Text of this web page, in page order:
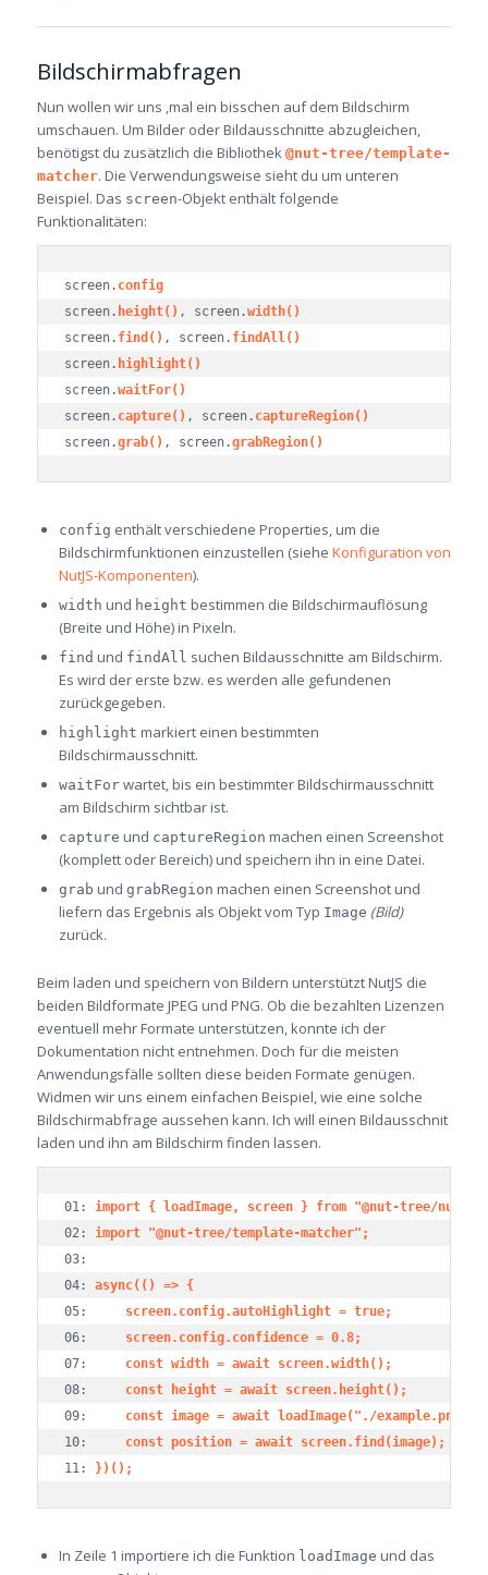
Bildschirmabfragen
Nun wollen wir uns ‚mal ein bisschen auf dem Bildschirm
umschauen. Um Bilder oder Bildausschnitte abzugleichen,
benötigst du zusätzlich die Bibliothek @nut-tree/template-
matcher. Die Verwendungsweise sieht du um unteren
Beispiel. Das screen-Objekt enthält folgende
Funktionalitäten:
screen. config
screen. height() , screen.width()
screen. find() , screen. findAll()
screen. highlight()
screen.waitFor()
screen. capture() , screen. captureRegion()
screen.grab() , screen.grabRegion()
config enthält verschiedene Properties, um die
Bildschirmfunktionen einzustellen (siehe Konfiguration von
NutJS-Komponenten).
width und height bestimmen die Bildschirmauflösung
(Breite und Höhe) in Pixeln.
find und findAll suchen Bildausschnitte am Bildschirm.
Es wird der erste bzw. es werden alle gefundenen
zurückgegeben.
highlight markiert einen bestimmten
Bildschirmausschnitt.
waitForwartet, bis ein bestimmter Bildschirmausschnitt
am Bildschirm sichtbar ist.
capture und captureRegion machen einen Screenshot
(komplett oder Bereich) und speichern ihn in eine Datei.
grab und grabRegion machen einen Screenshot und
liefern das Ergebnis als Objekt vom Typ Image (Bild)
zurück.
Beim laden und speichern von Bildern unterstützt NutJS die
beiden Bildformate JPEG und PNG. Ob die bezahlten Lizenzen
eventuell mehr Formate unterstützen, konnte ich der
Dokumentation nicht entnehmen. Doch für die meisten
Anwendungsfälle sollten diese beiden Formate genügen.
Widmen wir uns einem einfachen Beispiel, wie eine solche
Bildschirmabfrage aussehen kann. Ich will einen Bildausschnit
laden und ihn am Bildschirm finden lassen.
01: import { loadImage, screen } from "@nut-tree/nut-
02: import "@nut-tree/template-matcher";
03:
04: async(() => {
screen.config.autoHighlight = true;
screen.config.confidence = 0.8;
const width = await screen.width();
const height = await screen.height();
const image = await loadImage("./example.png");
const position = await screen.find(image);
11:
})();
In Zeile 1 importiere ich die Funktion loadImage und das